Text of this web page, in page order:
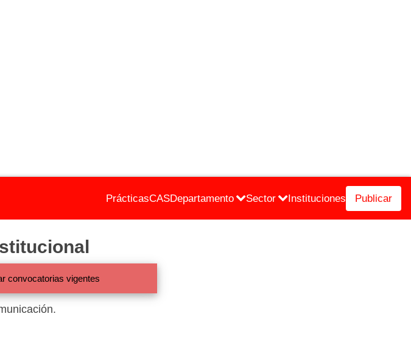
PrácticasCASDepartamento Sector Instituciones Publicar
convocatorias vigentes